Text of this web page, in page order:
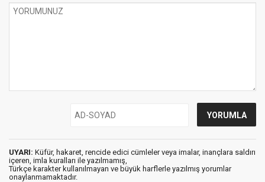
UYARI: Küfür, hakaret, rencide edici cümleler veya imalar, inançlara saldırı
içeren, imla kuralları ile yazılmamış,
Türkçe karakter kullanılmayan ve büyük harflerle yazılmış yorumlar
onaylanmamaktadır.